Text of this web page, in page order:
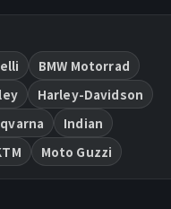
BMW Motorrad
Harley-Davidson
Indian
Moto Guzzi